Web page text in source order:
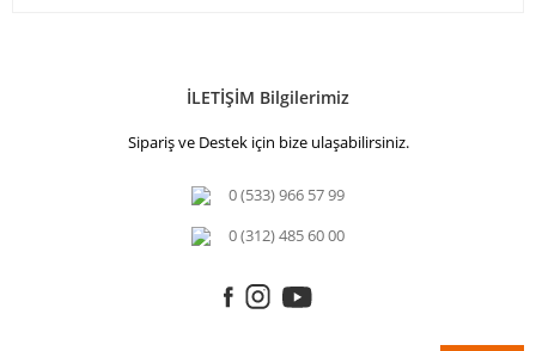
İLETİŞİM Bilgilerimiz
Sipariş ve Destek için bize ulaşabilirsiniz.
0 (533) 966 57 99
0 (312) 485 60 00